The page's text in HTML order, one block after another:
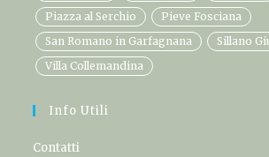
Piazza al Serchio
Pieve Fosciana
San Romano in Garfagnana
Sillano
Villa Collemandina
Info Utili
Contatti